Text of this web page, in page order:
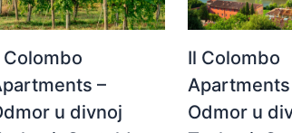
Colombo
–
u divnoj
Il Colombo
Apartments
Odmor u